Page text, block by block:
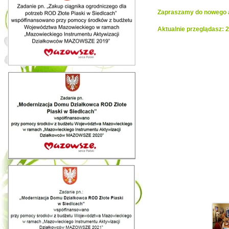
Zapraszamy do nowego
Aktualnie przeglądasz: